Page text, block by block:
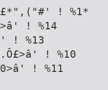
! %1*
! %14
! %13
! %10
0>â' ! %11